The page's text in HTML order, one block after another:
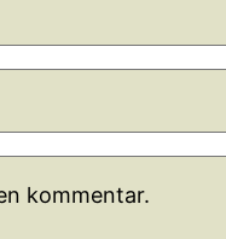
kommentar.